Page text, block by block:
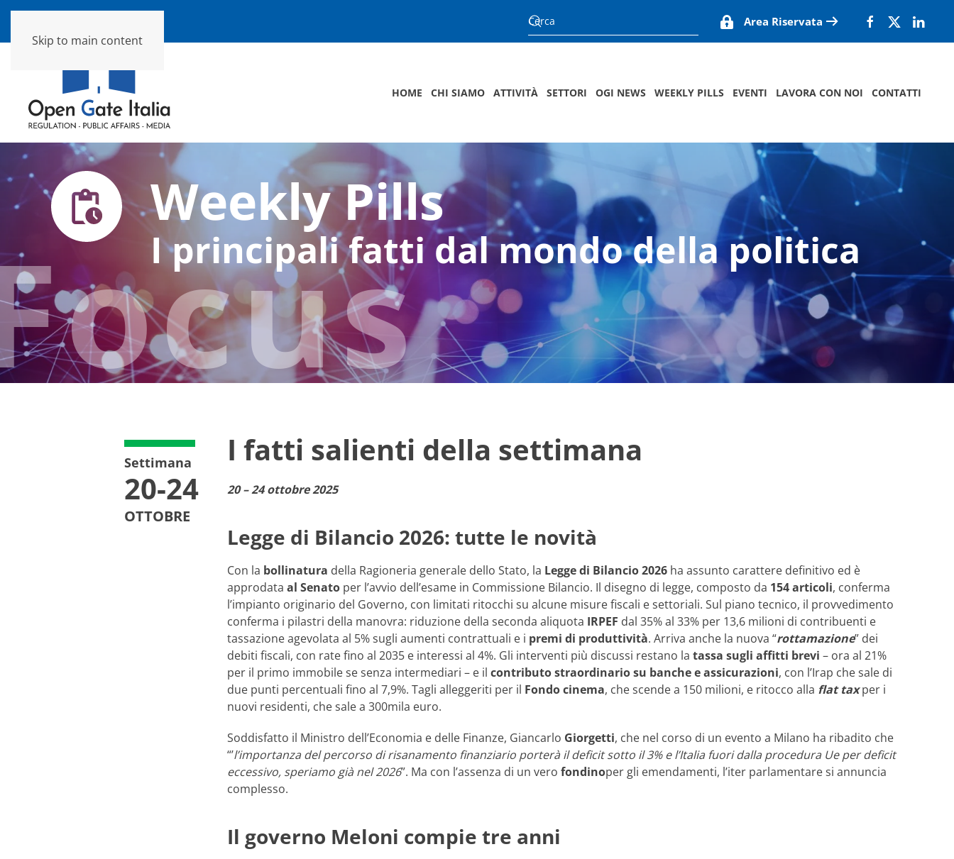
Skip to main content
Area Riservata
HOME CHI SIAMO ATTIVITÀ SETTORI OGI NEWS WEEKLY PILLS EVENTI LAVORA CON NOI CONTATTI
Weekly Pills
I principali fatti dal mondo della politica
Settimana
20-24
OTTOBRE
I fatti salienti della settimana
20 – 24 ottobre 2025
Legge di Bilancio 2026: tutte le novità
Con la bollinatura della Ragioneria generale dello Stato, la Legge di Bilancio 2026 ha assunto carattere definitivo ed è
approdata al Senato per l’avvio dell’esame in Commissione Bilancio. Il disegno di legge, composto da 154 articoli, conferma
l’impianto originario del Governo, con limitati ritocchi su alcune misure fiscali e settoriali. Sul piano tecnico, il provvedimento
conferma i pilastri della manovra: riduzione della seconda aliquota IRPEF dal 35% al 33% per 13,6 milioni di contribuenti e
tassazione agevolata al 5% sugli aumenti contrattuali e i premi di produttività. Arriva anche la nuova “rottamazione” dei
debiti fiscali, con rate fino al 2035 e interessi al 4%. Gli interventi più discussi restano la tassa sugli affitti brevi – ora al 21%
per il primo immobile se senza intermediari – e il contributo straordinario su banche e assicurazioni, con l’Irap che sale di
due punti percentuali fino al 7,9%. Tagli alleggeriti per il Fondo cinema, che scende a 150 milioni, e ritocco alla flat taxper i
nuovi residenti, che sale a 300mila euro.
Soddisfatto il Ministro dell’Economia e delle Finanze, Giancarlo Giorgetti, che nel corso di un evento a Milano ha ribadito che
“’l’importanza del percorso di risanamento finanziario porterà il deficit sotto il 3% e l’Italia fuori dalla procedura Ue per deficit
eccessivo, speriamo già nel 2026”. Ma con l’assenza di un vero fondinoper gli emendamenti, l’iter parlamentare si annuncia
complesso.
Il governo Meloni compie tre anni